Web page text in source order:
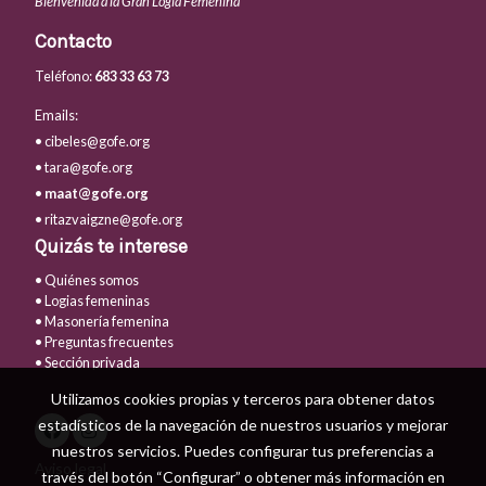
Contacto
Teléfono:683 33 63 73
Emails:
• cibeles@gofe.org
• tara@gofe.org
• maat@gofe.org
• ritazvaigzne@gofe.org
Quizás te interese
• Quiénes somos
• Logias femeninas
• Masonería femenina
• Preguntas frecuentes
• Sección privada
Aviso legal
Utilizamos cookies propias y terceros para obtener datos
estadísticos de la navegación de nuestros usuarios y mejorar
nuestros servicios. Puedes configurar tus preferencias a
través del botón “Configurar” o obtener más información en